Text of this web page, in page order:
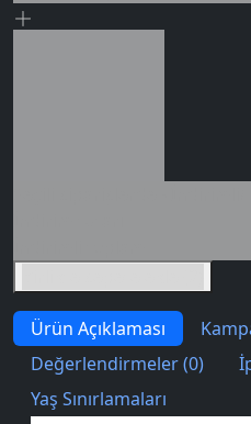
Ürün Açıklaması
Değerlendirmeler (0)
Yaş Sınırlamaları